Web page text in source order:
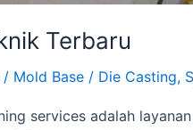
Terbaru
/ Mold Base / Die Casting,
services adalah